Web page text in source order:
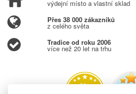
výdejní místo a vlastní sklad
Přes 38 000 zákazníků
z celého světa
Tradice od roku 2006
více než 20 let na trhu